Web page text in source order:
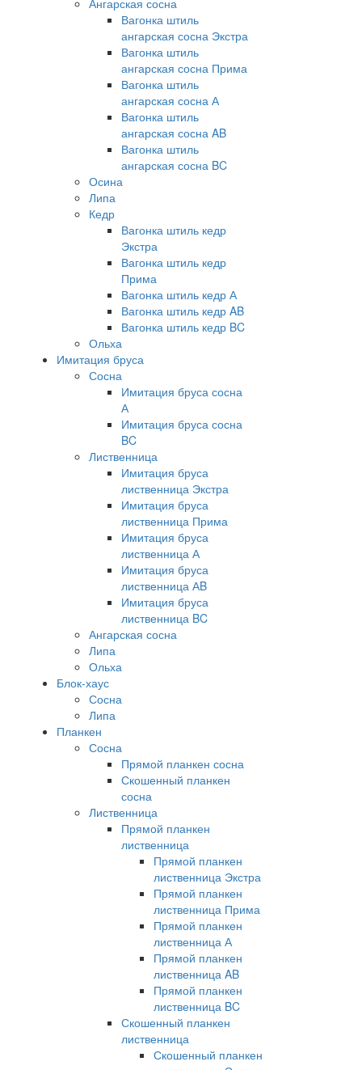
Ангарская сосна
Вагонка штиль
ангарская сосна Экстра
Вагонка штиль
ангарская сосна Прима
Вагонка штиль
ангарская сосна А
Вагонка штиль
ангарская сосна AB
Вагонка штиль
ангарская сосна BC
Осина
Липа
Кедр
Вагонка штиль кедр
Экстра
Вагонка штиль кедр
Прима
Вагонка штиль кедр А
Вагонка штиль кедр AB
Вагонка штиль кедр BC
Ольха
Имитация бруса
Сосна
Имитация бруса сосна
А
Имитация бруса сосна
BC
Лиственница
Имитация бруса
лиственница Экстра
Имитация бруса
лиственница Прима
Имитация бруса
лиственница А
Имитация бруса
лиственница АB
Имитация бруса
лиственница BC
Ангарская сосна
Липа
Ольха
Блок-хаус
Сосна
Липа
Планкен
Сосна
Прямой планкен сосна
Скошенный планкен
сосна
Лиственница
Прямой планкен
лиственница
Прямой планкен
лиственница Экстра
Прямой планкен
лиственница Прима
Прямой планкен
лиственница А
Прямой планкен
лиственница AB
Прямой планкен
лиственница BC
Скошенный планкен
лиственница
Скошенный планкен